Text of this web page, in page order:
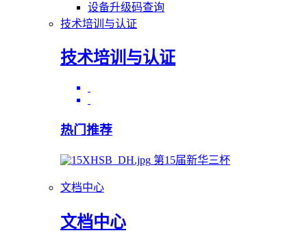
设备升级码查询
技术培训与认证
技术培训与认证
热门推荐
第15届新华三杯
文档中心
文档中心